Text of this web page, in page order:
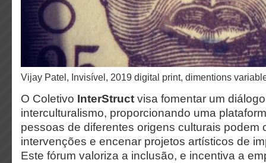
Vijay Patel, Invisível, 2019 digital print, dimentions
O Coletivo InterStruct visa fomentar um
interculturalismo, proporcionando uma
pessoas de diferentes origens culturais podem
intervenções e encenar projetos artísticos de
Este fórum valoriza a inclusão, e incentiva a